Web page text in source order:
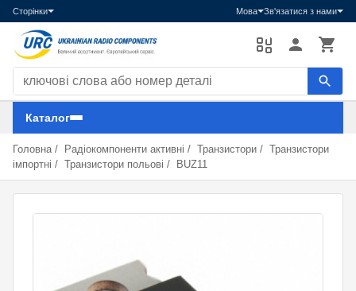
Сторінки Мова Зв'язатися з нами
Пошук компонентів
Каталог
Головна / Радіокомпоненти активні / Транзистори / Транзистори
імпортні / Транзистори польові / BUZ11